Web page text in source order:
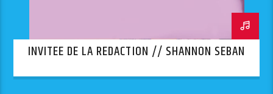
INVITEE DE LA REDACTION // SHANNON SEBAN